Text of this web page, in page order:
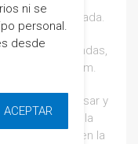
Parcela cerrada.
tiendas,
Golf) a 40 km.
para descansar y
arena fina y la
que surgen en la
ni se
personal.
desde
ACEPTAR